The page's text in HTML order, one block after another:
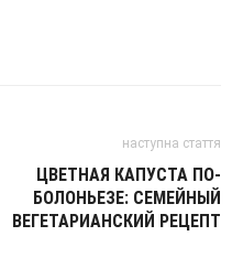
наступна стаття
ЦВЕТНАЯ КАПУСТА ПО-
БОЛОНЬЕЗЕ: СЕМЕЙНЫЙ
ВЕГЕТАРИАНСКИЙ РЕЦЕПТ